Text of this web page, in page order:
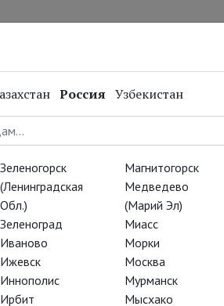
Паоло
goo.gl/wjpZsb
сериале Паоло Соррентино.
роль, причем в буквальном
не просто как
особый символический
Россия Узбекистан
Зеленогорск
(Ленинградская
Обл.)
Зеленоград
Иваново
Ижевск
Иннополис
Ирбит
Магнитогорск
Медведево
(Марий Эл)
Миасс
Морки
Москва
Мурманск
Мысхако